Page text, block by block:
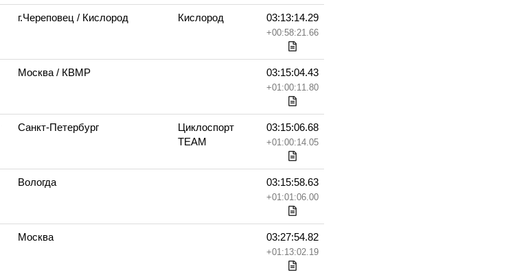
г.Череповец / Кислород Кислород 03:13:14.29
+00:58:21.66
Москва / КВМР 03:15:04.43
+01:00:11.80
Санкт-Петербург
Циклоспорт
TEAM
03:15:06.68
+01:00:14.05
Вологда 03:15:58.63
+01:01:06.00
Москва 03:27:54.82
+01:13:02.19